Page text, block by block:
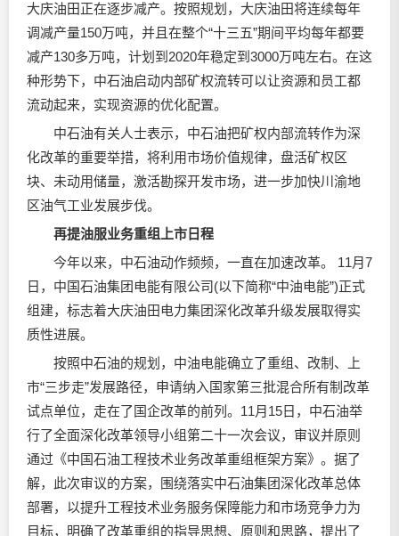
大庆油田正在逐步减产。按照规划，大庆油田将连续每年
调减产量150万吨，并且在整个“十三五”期间平均每年都要
减产130多万吨，计划到2020年稳定到3000万吨左右。在这
种形势下，中石油启动内部矿权流转可以让资源和员工都
流动起来，实现资源的优化配置。
中石油有关人士表示，中石油把矿权内部流转作为深
化改革的重要举措，将利用市场价值规律，盘活矿权区
块、未动用储量，激活勘探开发市场，进一步加快川渝地
区油气工业发展步伐。
再提油服业务重组上市日程
今年以来，中石油动作频频，一直在加速改革。 11月7
日，中国石油集团电能有限公司(以下简称“中油电能”)正式
组建，标志着大庆油田电力集团深化改革升级发展取得实
质性进展。
按照中石油的规划，中油电能确立了重组、改制、上
市“三步走”发展路径，申请纳入国家第三批混合所有制改革
试点单位，走在了国企改革的前列。11月15日，中石油举
行了全面深化改革领导小组第二十一次会议，审议并原则
通过《中国石油工程技术业务改革重组框架方案》。据了
解，此次审议的方案，围绕落实中石油集团深化改革总体
部署，以提升工程技术业务服务保障能力和市场竞争力为
目标，明确了改革重组的指导思想、原则和思路，提出了